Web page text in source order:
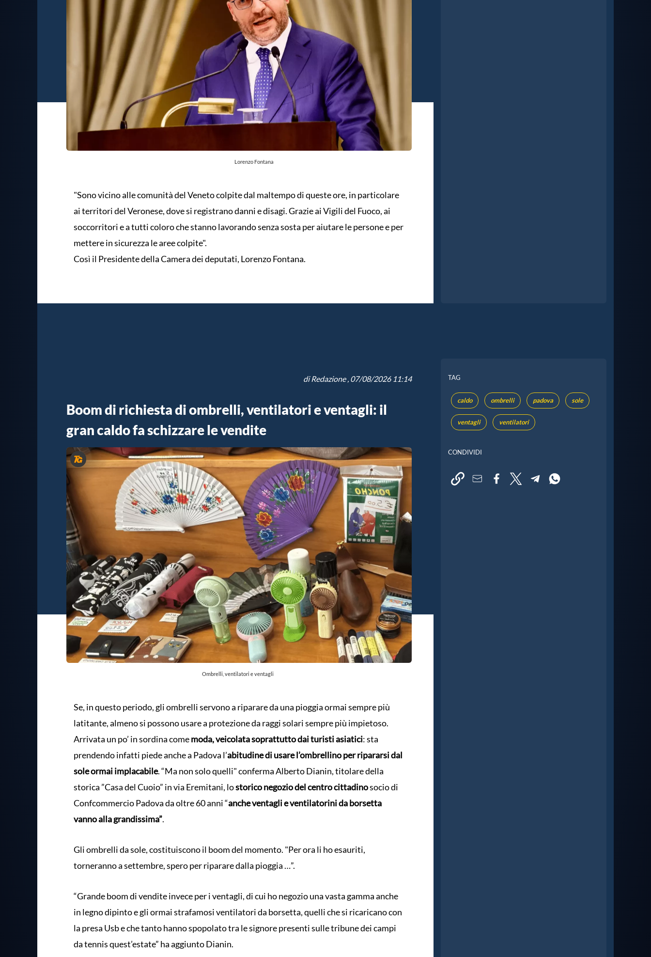
Lorenzo Fontana
"Sono vicino alle comunità del Veneto colpite dal maltempo di queste ore, in particolare
ai territori del Veronese, dove si registrano danni e disagi. Grazie ai Vigili del Fuoco, ai
soccorritori e a tutti coloro che stanno lavorando senza sosta per aiutare le persone e per
mettere in sicurezza le aree colpite".
Così il Presidente della Camera dei deputati, Lorenzo Fontana.
diRedazione, 07/08/2026 11:14
Boom di richiesta di ombrelli, ventilatori e ventagli: il
gran caldo fa schizzare le vendite
Ombrelli, ventilatori e ventagli
Se, in questo periodo, gli ombrelli servono a riparare da una pioggia ormai sempre più
latitante, almeno si possono usare a protezione da raggi solari sempre più impietoso.
Arrivata un po’ in sordina comemoda, veicolata soprattutto dai turisti asiatici: sta
prendendo infatti piede anche a Padova l’abitudine di usare l’ombrellino per ripararsi dal
sole ormai implacabile. “Ma non solo quelli" conferma Alberto Dianin, titolare della
storica ”Casa del Cuoio” in via Eremitani, lostorico negozio del centro cittadinosocio di
Confcommercio Padova da oltre 60 anni “anche ventagli e ventilatorini da borsetta
vanno alla grandissima”.
Gli ombrelli da sole, costituiscono il boom del momento. "Per ora li ho esauriti,
torneranno a settembre, spero per riparare dalla pioggia …”.
“Grande boom di vendite invece per i ventagli, di cui ho negozio una vasta gamma anche
in legno dipinto e gli ormai strafamosi ventilatori da borsetta, quelli che si ricaricano con
la presa Usb e che tanto hanno spopolato tra le signore presenti sulle tribune dei campi
da tennis quest’estate” ha aggiunto Dianin.
TAG
caldo ombrelli padova sole
ventagli ventilatori
CONDIVIDI